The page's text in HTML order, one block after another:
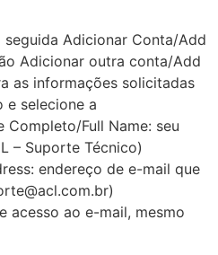
seguida Adicionar Conta/Add
Adicionar outra conta/Add
as informações solicitadas
e selecione a
Full Name: seu
– Suporte Técnico)
endereço de e-mail que
acesso ao e-mail, mesmo